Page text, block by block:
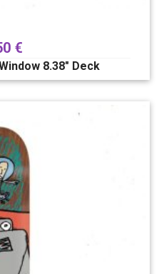
€
8.38″ Deck